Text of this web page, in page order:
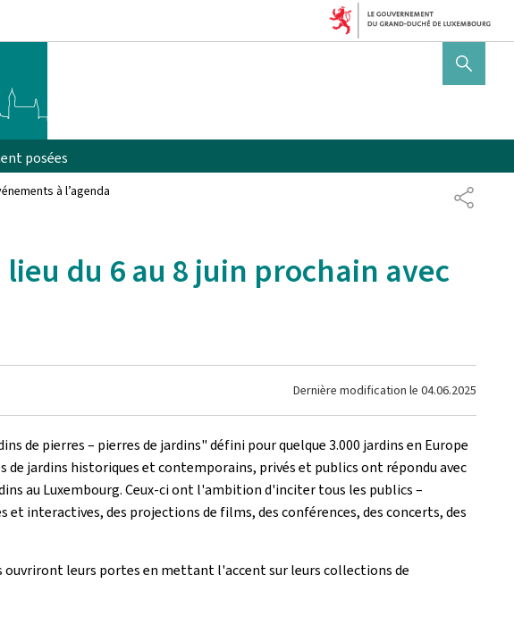
AFFICHER / MASQUER
posées
à l’agenda
du 6 au 8 juin prochain avec
Dernière modification le 04.06.2025
de pierres – pierres de jardins" défini pour quelque 3.000 jardins en Europe
jardins historiques et contemporains, privés et publics ont répondu avec
au Luxembourg. Ceux-ci ont l'ambition d'inciter tous les publics –
interactives, des projections de films, des conférences, des concerts, des
ouvriront leurs portes en mettant l'accent sur leurs collections de